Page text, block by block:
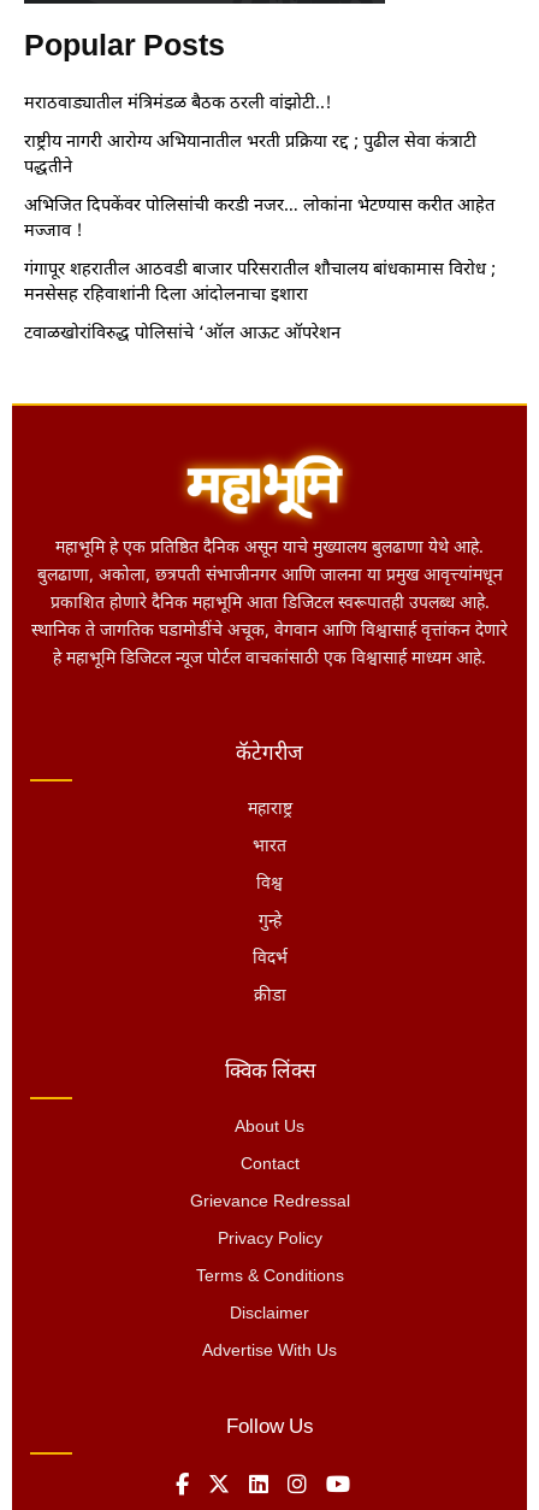
Popular Posts
मराठवाड्यातील मंत्रिमंडळ बैठक ठरली वांझोटी..!
राष्ट्रीय नागरी आरोग्य अभियानातील भरती प्रक्रिया रद्द ; पुढील सेवा कंत्राटी
पद्धतीने
अभिजित दिपकेंवर पोलिसांची करडी नजर… लोकांना भेटण्यास करीत आहेत
मज्जाव !
गंगापूर शहरातील आठवडी बाजार परिसरातील शौचालय बांधकामास विरोध ;
मनसेसह रहिवाशांनी दिला आंदोलनाचा इशारा
टवाळखोरांविरुद्ध पोलिसांचे ‘ऑल आऊट ऑपरेशन
महाभूमि हे एक प्रतिष्ठित दैनिक असून याचे मुख्यालय बुलढाणा येथे आहे.
बुलढाणा, अकोला, छत्रपती संभाजीनगर आणि जालना या प्रमुख आवृत्त्यांमधून
प्रकाशित होणारे दैनिक महाभूमि आता डिजिटल स्वरूपातही उपलब्ध आहे.
स्थानिक ते जागतिक घडामोडींचे अचूक, वेगवान आणि विश्वासार्ह वृत्तांकन देणारे
हे महाभूमि डिजिटल न्यूज पोर्टल वाचकांसाठी एक विश्वासार्ह माध्यम आहे.
कॅटेगरीज
महाराष्ट्र
भारत
विश्व
गुन्हे
विदर्भ
क्रीडा
क्विक लिंक्स
About Us
Contact
Grievance Redressal
Privacy Policy
Terms & Conditions
Disclaimer
Advertise With Us
Follow Us